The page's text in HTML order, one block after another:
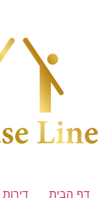
דף הבית